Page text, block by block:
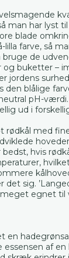
man har lyst
blade
lilla farve, så
de
buketter –
jordens
den blålige
pH-
ud i
rødkål med
hvis
sig.
egnet til
en
essensen af